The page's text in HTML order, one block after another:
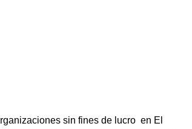
sin fines de lucro en El